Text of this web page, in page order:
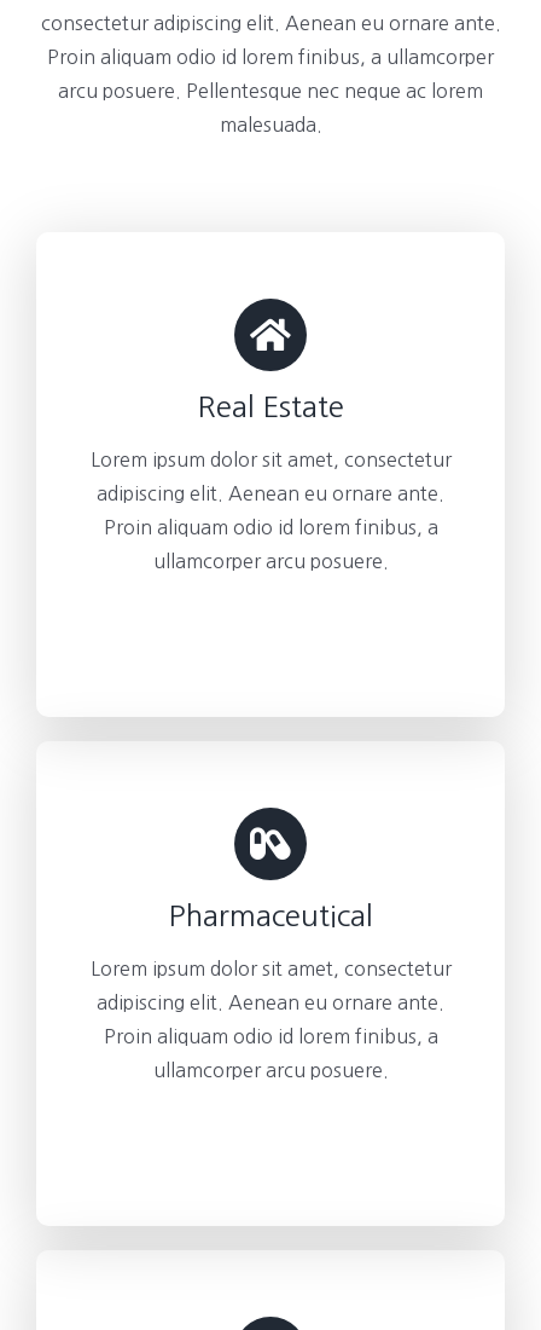
consectetur adipiscing elit. Aenean eu ornare ante.
Proin aliquam odio id lorem finibus, a ullamcorper
arcu posuere. Pellentesque nec neque ac lorem
malesuada.
Real Estate
Lorem ipsum dolor sit amet, consectetur
adipiscing elit. Aenean eu ornare ante.
Proin aliquam odio id lorem finibus, a
ullamcorper arcu posuere.
Pharmaceutical
Lorem ipsum dolor sit amet, consectetur
adipiscing elit. Aenean eu ornare ante.
Proin aliquam odio id lorem finibus, a
ullamcorper arcu posuere.